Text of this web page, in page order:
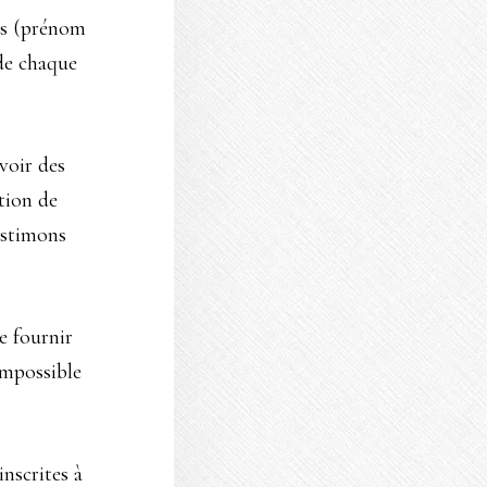
(prénom
chaque
des
de
fournir
à